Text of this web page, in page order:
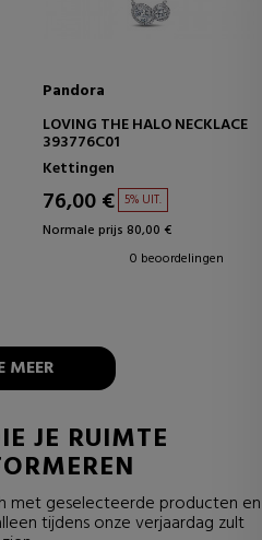
Pandora
LOVING THE HALO NECKLACE
393776C01
Kettingen
76,00 € 5% UIT.
Normale prijs 80,00 €
0 beoordelingen
MEER
JE RUIMTE
met geselecteerde producten en
tijdens onze verjaardag zult